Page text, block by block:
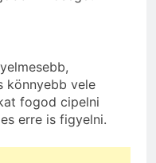
könnyebb vele
fogod cipelni
erre is figyelni.